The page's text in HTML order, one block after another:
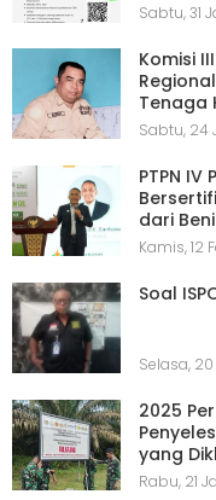
Sabtu, 31
Komisi
Tenaga
Sabtu, 24
PTPN
dari
Kamis, 12
Soal
Selasa, 20
2025
yang
Rabu, 21